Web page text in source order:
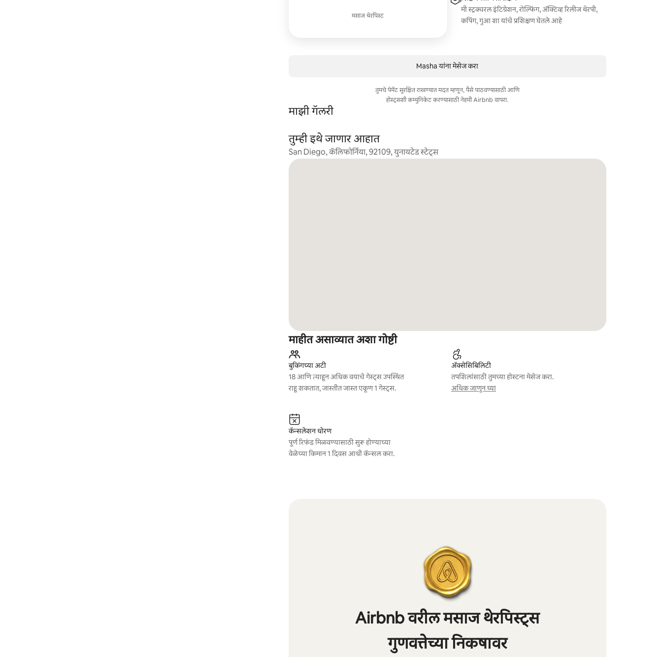
मसाज थेरपिस्ट
मी स्ट्रक्चरल इंटिग्रेशन, रोल्फिंग, ॲक्टिव्ह रिलीज थेरपी,
कपिंग, गुआ शा यांचे प्रशिक्षण घेतले आहे
Masha यांना मेसेज करा
तुमचे पेमेंट सुरक्षित राखण्यात मदत म्हणून, पैसे पाठवण्यासाठी आणि
होस्ट्सशी कम्युनिकेट करण्यासाठी नेहमी Airbnb वापरा.
माझी गॅलरी
तुम्ही इथे जाणार आहात
San Diego, कॅलिफोर्निया, 92109, युनायटेड स्टेट्स
माहीत असाव्यात अशा गोष्टी
बुकिंगच्या अटी
18 आणि त्याहून अधिक वयाचे गेस्ट्स उपस्थित
राहू शकतात, जास्तीत जास्त एकूण 1 गेस्ट्स.
ॲक्सेसिबिलिटी
तपशिलांसाठी तुमच्या होस्टना मेसेज करा.
अधिक जाणून घ्या
कॅन्सलेशन धोरण
पूर्ण रिफंड मिळवण्यासाठी सुरू होण्याच्या
वेळेच्या किमान 1 दिवस आधी कॅन्सल करा.
Airbnb वरील मसाज थेरपिस्ट्स
गुणवत्तेच्या निकषावर